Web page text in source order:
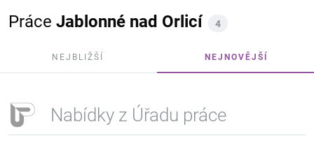
Práce Jablonné nad Orlicí 4
NEJBLIŽŠÍ NEJNOVĚJŠÍ
Nabídky z Úřadu práce